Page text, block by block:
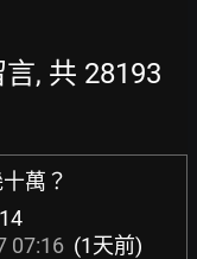
, 共 28193
萬？
07:16 (1天前)